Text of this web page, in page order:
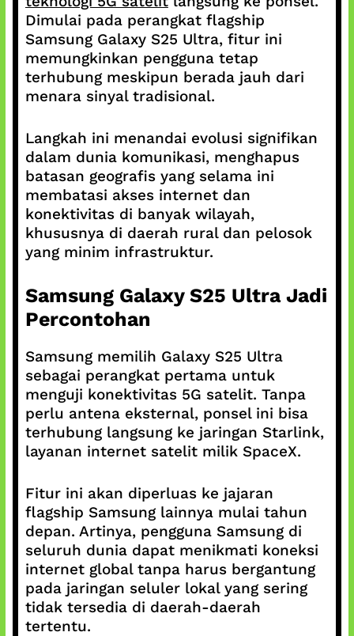
Dimulai pada perangkat flagship
Samsung Galaxy S25 Ultra, fitur ini
memungkinkan pengguna tetap
terhubung meskipun berada jauh dari
menara sinyal tradisional.
Langkah ini menandai evolusi signifikan
dalam dunia komunikasi, menghapus
batasan geografis yang selama ini
membatasi akses internet dan
konektivitas di banyak wilayah,
khususnya di daerah rural dan pelosok
yang minim infrastruktur.
Samsung Galaxy S25 Ultra Jadi
Percontohan
Samsung memilih Galaxy S25 Ultra
sebagai perangkat pertama untuk
menguji konektivitas 5G satelit. Tanpa
perlu antena eksternal, ponsel ini bisa
terhubung langsung ke jaringan Starlink,
layanan internet satelit milik SpaceX.
Fitur ini akan diperluas ke jajaran
flagship Samsung lainnya mulai tahun
depan. Artinya, pengguna Samsung di
seluruh dunia dapat menikmati koneksi
internet global tanpa harus bergantung
pada jaringan seluler lokal yang sering
tidak tersedia di daerah-daerah
tertentu.